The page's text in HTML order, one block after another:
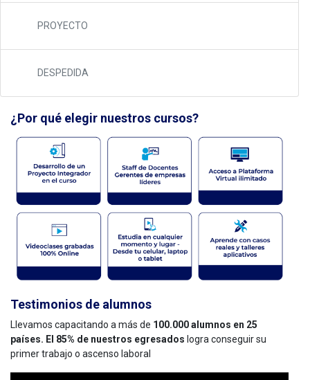
PROYECTO
DESPEDIDA
¿Por qué elegir nuestros cursos?
Testimonios de alumnos
Llevamos capacitando a más de 100.000 alumnos en 25
países. El 85% de nuestros egresados logra conseguir su
primer trabajo o ascenso laboral